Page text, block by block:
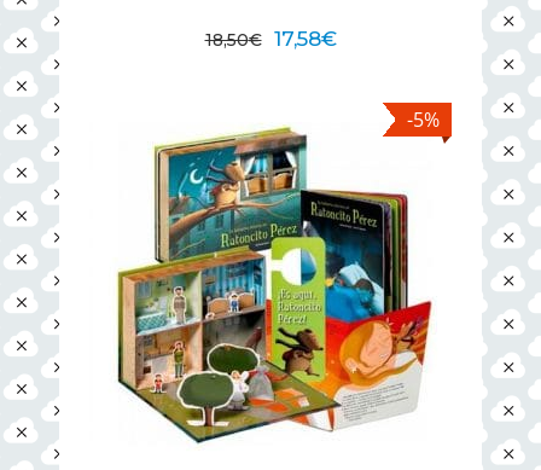
18,50€ 17,58€
-5%